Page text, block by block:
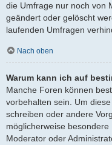
die Umfrage nur noch von
geändert oder gelöscht
laufenden Umfragen
Nach oben
Warum kann ich auf
Manche Foren können
vorbehalten sein. Um
schreiben oder andere
möglicherweise
Moderator oder